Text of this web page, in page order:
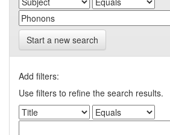
Start a new search
Add filters:
Use filters to refine the search results.